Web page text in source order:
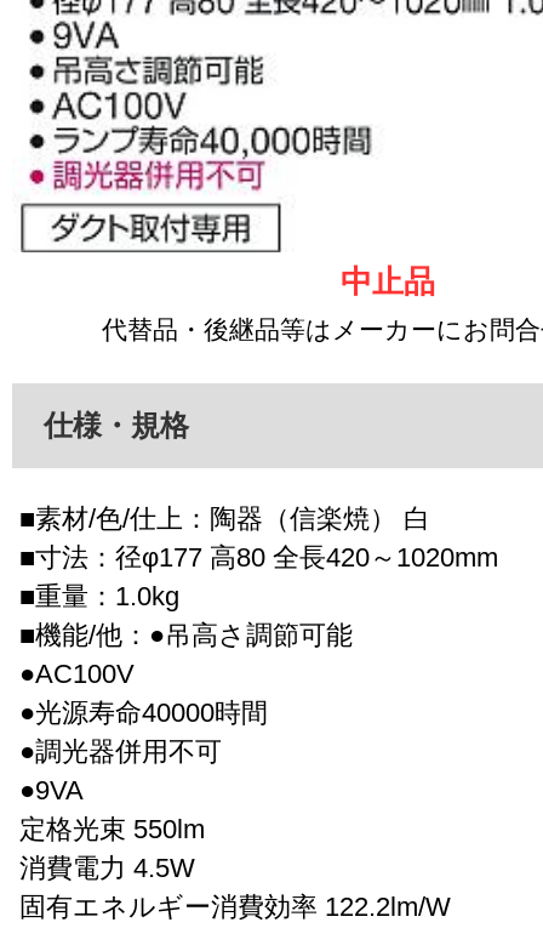
中止品
代替品・後継品等はメーカーにお問
仕様・規格
■素材/色/仕上：陶器（信楽焼） 白
■寸法：径φ177 高80 全長420～1020mm
■重量：1.0kg
■機能/他：●吊高さ調節可能
●AC100V
●光源寿命40000時間
●調光器併用不可
●9VA
定格光束 550lm
消費電力 4.5W
固有エネルギー消費効率 122.2lm/W